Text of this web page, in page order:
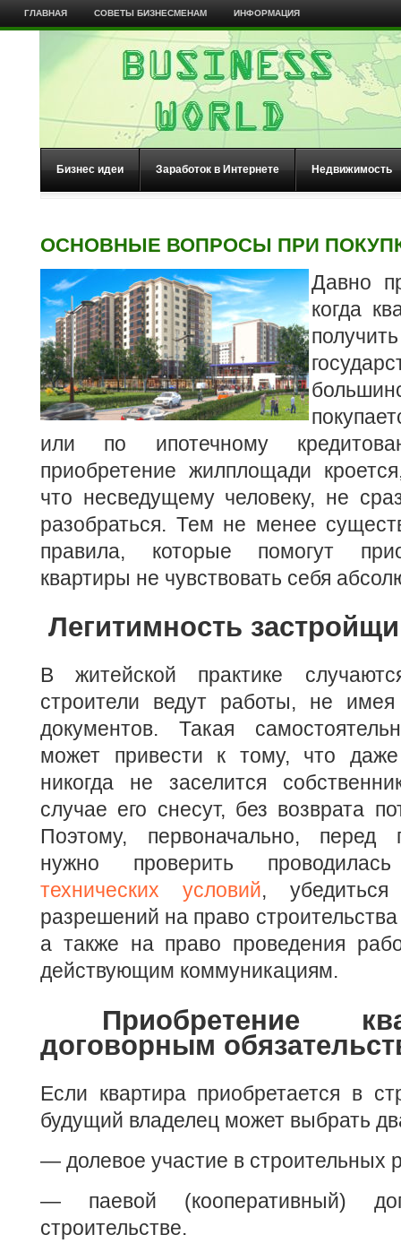
ГЛАВНАЯ СОВЕТЫ БИЗНЕСМЕНАМ ИНФОРМАЦИЯ
Бизнес идеи Заработок в Интернете Недвижимость
ОСНОВНЫЕ ВОПРОСЫ ПРИ
Давно
когда
или по ипотечному
приобретение жилплощади
что несведущему человеку, не
разобраться. Тем не менее
правила, которые помогут
квартиры не чувствовать себя
Легитимность
В житейской практике
строители ведут работы, не
документов. Такая
может привести к тому, что
никогда не заселится
случае его снесут, без возврата
Поэтому, первоначально, перед
нужно проверить
технических условий,
разрешений на право
а также на право проведения
действующим коммуникациям.
Приобретение
договорным
Если квартира приобретается в
будущий владелец может выбрать
— долевое участие в строительных
— паевой (кооперативный)
строительстве.